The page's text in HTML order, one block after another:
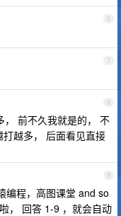
6
7
8
， 前不久我就是的， 不
越多， 后面看见直接
9
编程，高图课堂 and so
， 回答 1-9 ，就会自动